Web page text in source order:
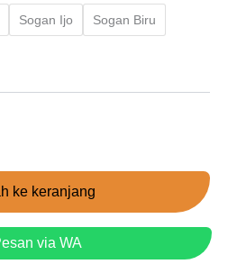
Sogan Ijo Sogan Biru
ke keranjang
via WA